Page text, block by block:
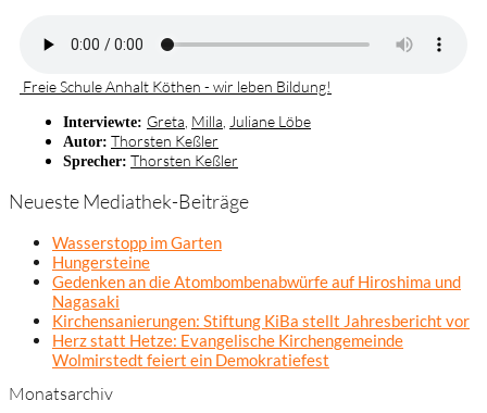
Freie Schule Anhalt Köthen - wir leben Bildung!
Interviewte: Greta Milla Juliane Löbe
Autor: Thorsten Keßler
Sprecher: Thorsten Keßler
Neueste Mediathek-Beiträge
Wasserstopp im Garten
Hungersteine
Gedenken an die Atombombenabwürfe auf Hiroshima und
Nagasaki
Kirchensanierungen: Stiftung KiBa stellt Jahresbericht vor
Herz statt Hetze: Evangelische Kirchengemeinde
Wolmirstedt feiert ein Demokratiefest
Monatsarchiv